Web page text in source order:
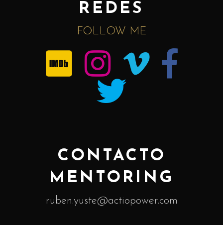
REDES
FOLLOW ME
CONTACTO
MENTORING
ruben.yuste@actiopower.com